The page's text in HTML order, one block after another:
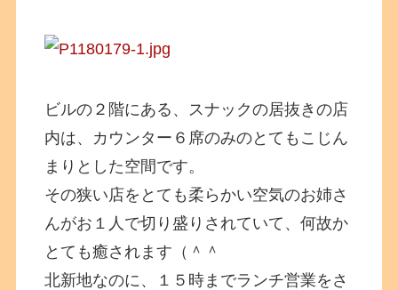
ビルの２階にある、スナックの居抜きの店
内は、カウンター６席のみのとてもこじん
まりとした空間です。
その狭い店をとても柔らかい空気のお姉さ
んがお１人で切り盛りされていて、何故か
とても癒されます（＾＾
北新地なのに、１５時までランチ営業をさ